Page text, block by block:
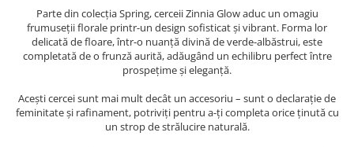
Tiny but Mighty
White Sensation
Parte din colecția Spring, cerceii Zinnia Glow aduc un omagiu
frumuseții florale printr-un design sofisticat și vibrant. Forma lor
delicată de floare, într-o nuanță divină de verde-albăstrui, este
completată de o frunză aurită, adăugând un echilibru perfect între
prospețime și eleganță.
Acești cercei sunt mai mult decât un accesoriu – sunt o declarație de
feminitate și rafinament, potriviți pentru a-ți completa orice ținută cu
un strop de strălucire naturală.